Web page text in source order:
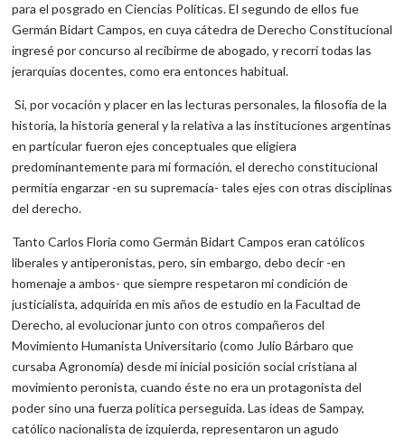
para el posgrado en Ciencias Políticas. El segundo de ellos fue
Germán Bidart Campos, en cuya cátedra de Derecho Constitucional
ingresé por concurso al recibirme de abogado, y recorrí todas las
jerarquías docentes, como era entonces habitual.
Si, por vocación y placer en las lecturas personales, la filosofía de la
historia, la historia general y la relativa a las instituciones argentinas
en particular fueron ejes conceptuales que eligiera
predominantemente para mi formación, el derecho constitucional
permitía engarzar -en su supremacía- tales ejes con otras disciplinas
del derecho.
Tanto Carlos Floria como Germán Bidart Campos eran católicos
liberales y antiperonistas, pero, sin embargo, debo decir -en
homenaje a ambos- que siempre respetaron mi condición de
justicialista, adquirida en mis años de estudio en la Facultad de
Derecho, al evolucionar junto con otros compañeros del
Movimiento Humanista Universitario (como Julio Bárbaro que
cursaba Agronomía) desde mi inicial posición social cristiana al
movimiento peronista, cuando éste no era un protagonista del
poder sino una fuerza política perseguida. Las ideas de Sampay,
católico nacionalista de izquierda, representaron un agudo